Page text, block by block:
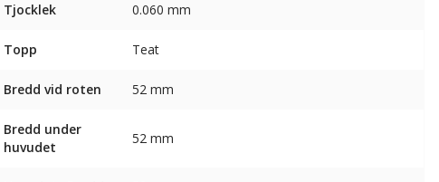
Tjocklek
0.060 mm
Topp Teat
Bredd vid roten 52 mm
Bredd under
huvudet
52 mm